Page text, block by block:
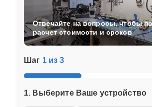
Шаг 1 из 3
1. Выберите Ваше устройство
Отвечайте на вопросы, чтобы
расчет стоимости и сроков